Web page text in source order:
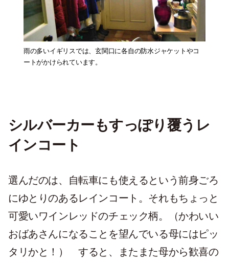
雨の多いイギリスでは、玄関口に各自の防水ジャケットやコ
ートがかけられています。
シルバーカーもすっぽり覆うレ
インコート
選んだのは、自転車にも使えるという前身ごろ
にゆとりのあるレインコート。それもちょっと
可愛いワインレッドのチェック柄。（かわいい
おばあさんになることを望んでいる母にはピッ
タリかと！） すると、またまた母から歓喜の